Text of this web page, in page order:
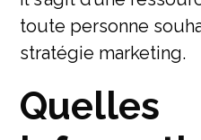
toute personne
stratégie marketing.
Quelles